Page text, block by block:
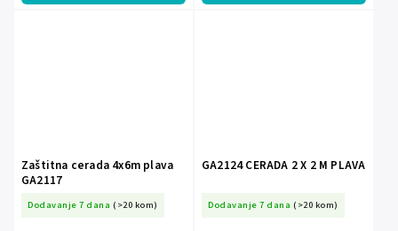
Zaštitna cerada 4x6m plava
GA2117
Dodavanje 7 dana (>20 kom)
GA2124 CERADA 2 X 2 M PLAVA
Dodavanje 7 dana (>20 kom)